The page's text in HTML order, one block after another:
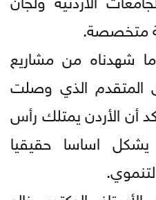
متخصصة.
شهدناه من مشاريع
المتقدم الذي وصلت
أن الأردن يمتلك رأس
اساسا حقيقيا